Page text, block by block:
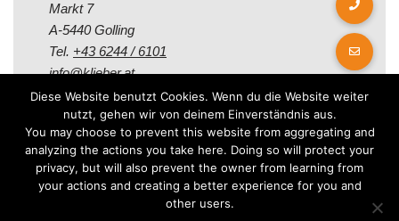
Markt 7
A-5440 Golling
Tel. +43 6244 / 6101
info@klieber.at
Öffungszeiten
Montag - Freitag:
08.00 - 12.00 Uhr
Diese Website benutzt Cookies. Wenn du die Website weiter
nutzt, gehen wir von deinem Einverständnis aus.
You may choose to prevent this website from aggregating and
analyzing the actions you take here. Doing so will protect your
privacy, but will also prevent the owner from learning from
your actions and creating a better experience for you and
other users.